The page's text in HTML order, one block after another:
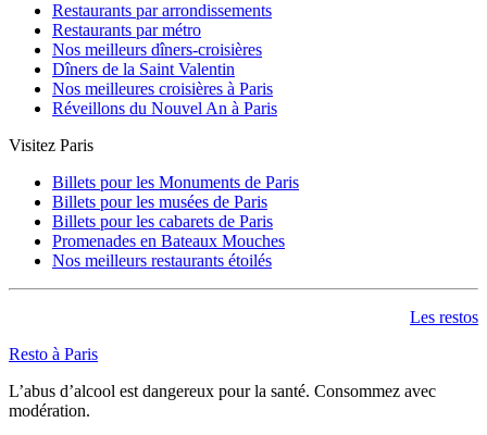
Restaurants par arrondissements
Restaurants par métro
Nos meilleurs dîners-croisières
Dîners de la Saint Valentin
Nos meilleures croisières à Paris
Réveillons du Nouvel An à Paris
Visitez Paris
Billets pour les Monuments de Paris
Billets pour les musées de Paris
Billets pour les cabarets de Paris
Promenades en Bateaux Mouches
Nos meilleurs restaurants étoilés
Les restos
Resto à Paris
L’abus d’alcool est dangereux pour la santé. Consommez avec
modération.